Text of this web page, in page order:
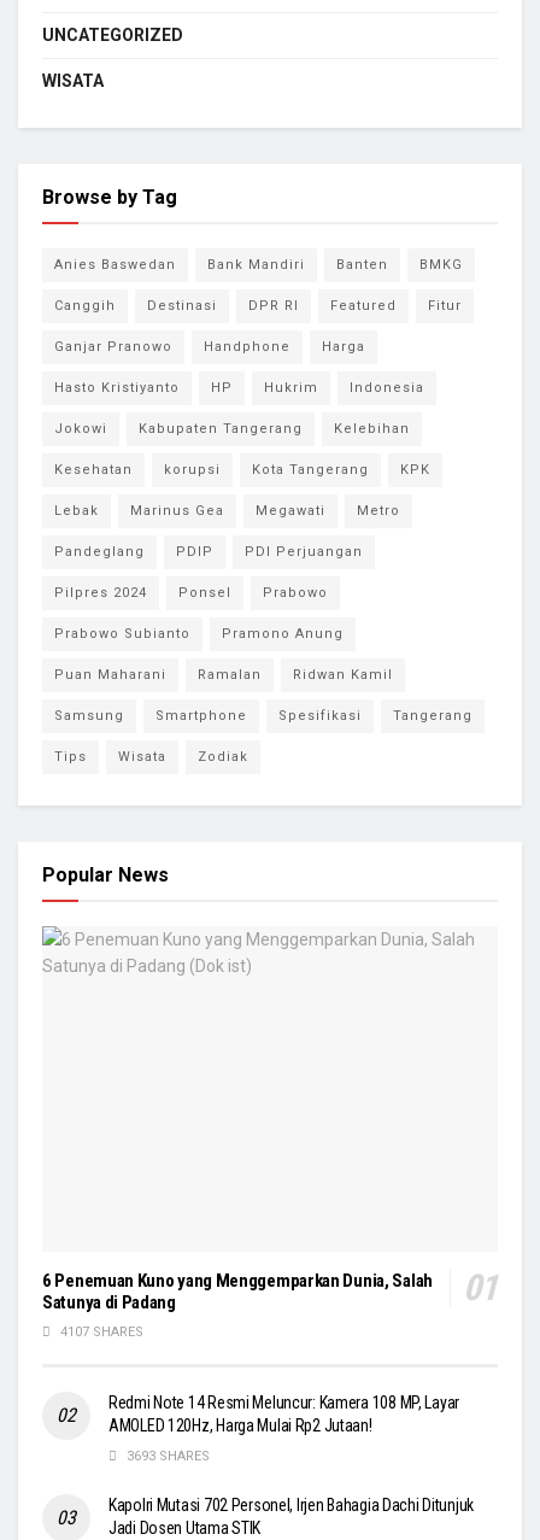
UNCATEGORIZED
WISATA
Browse by Tag
Anies Baswedan Bank Mandiri Banten BMKG
Canggih Destinasi DPR RI Featured Fitur
Ganjar Pranowo Handphone Harga
Hasto Kristiyanto HP Hukrim Indonesia
Jokowi Kabupaten Tangerang Kelebihan
Kesehatan korupsi Kota Tangerang KPK
Lebak Marinus Gea Megawati Metro
Pandeglang PDIP PDI Perjuangan
Pilpres 2024 Ponsel Prabowo
Prabowo Subianto Pramono Anung
Puan Maharani Ramalan Ridwan Kamil
Samsung Smartphone Spesifikasi Tangerang
Tips Wisata Zodiak
Popular News
6 Penemuan Kuno yang Menggemparkan Dunia, Salah
Satunya di Padang
4107 SHARES
Redmi Note 14 Resmi Meluncur: Kamera 108 MP, Layar
AMOLED 120Hz, Harga Mulai Rp2 Jutaan!
3693 SHARES
Kapolri Mutasi 702 Personel, Irjen Bahagia Dachi Ditunjuk
Jadi Dosen Utama STIK